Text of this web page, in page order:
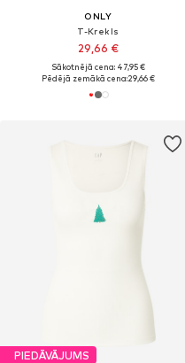
ONLY
T-Krekls
29,66 €
Sākotnējā cena: 47,95 €
Pēdējā zemākā cena:29,66 €
PIEDĀVĀJUMS